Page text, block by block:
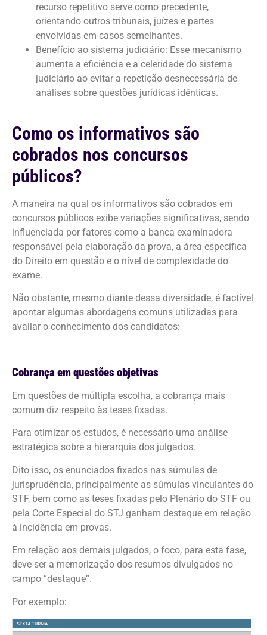
recurso repetitivo serve como precedente,
orientando outros tribunais, juízes e partes
envolvidas em casos semelhantes.
Benefício ao sistema judiciário: Esse mecanismo
aumenta a eficiência e a celeridade do sistema
judiciário ao evitar a repetição desnecessária de
análises sobre questões jurídicas idênticas.
Como os informativos são
cobrados nos concursos
públicos?
A maneira na qual os informativos são cobrados em
concursos públicos exibe variações significativas, sendo
influenciada por fatores como a banca examinadora
responsável pela elaboração da prova, a área específica
do Direito em questão e o nível de complexidade do
exame.
Não obstante, mesmo diante dessa diversidade, é factível
apontar algumas abordagens comuns utilizadas para
avaliar o conhecimento dos candidatos:
Cobrança em questões objetivas
Em questões de múltipla escolha, a cobrança mais
comum diz respeito às teses fixadas.
Para otimizar os estudos, é necessário uma análise
estratégica sobre a hierarquia dos julgados.
Dito isso, os enunciados fixados nas súmulas de
jurisprudência, principalmente as súmulas vinculantes do
STF, bem como as teses fixadas pelo Plenário do STF ou
pela Corte Especial do STJ ganham destaque em relação
à incidência em provas.
Em relação aos demais julgados, o foco, para esta fase,
deve ser a memorização dos resumos divulgados no
campo “destaque”.
Por exemplo: